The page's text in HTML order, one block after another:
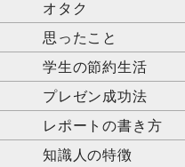
オタク
思ったこと
学生の節約生活
プレゼン成功法
レポートの書き方
知識人の特徴